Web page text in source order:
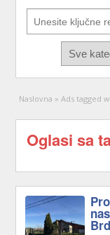
Naslovna » Ads tagged
Oglasi sa